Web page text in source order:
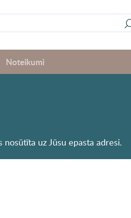
Noteikumi
uz Jūsu epasta adresi.